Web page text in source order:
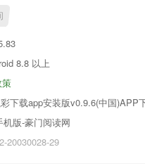
8.8 以上
下载app安装版v0.9.6(中国)APP
机版-豪门阅读网
20030028-29